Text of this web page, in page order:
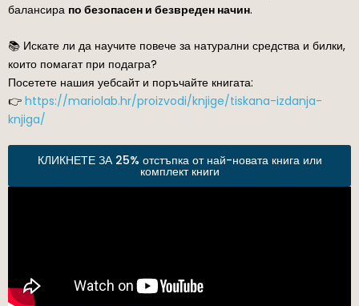
балансира по безопасен и безвреден начин.
📚 Искате ли да научите повече за натурални средства и билки,
които помагат при подагра?
Посетете нашия уебсайт и поръчайте книгата:
👉 https://mariolab.hr/proizvodi/knjige/tiskana-izdanja-
knjiga/
КЛИКНЕТЕ ЗА 25% отстъпка от най-новата книга или
комплект книги